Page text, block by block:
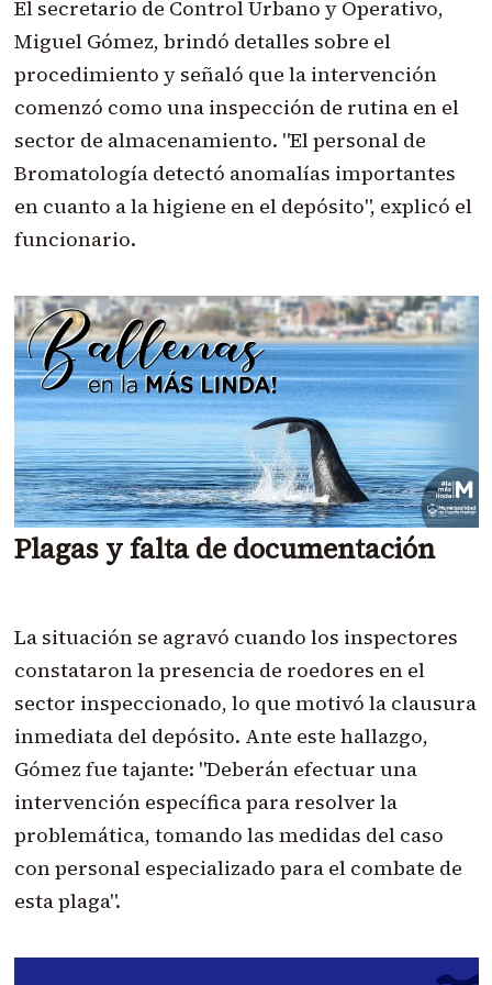
El secretario de Control Urbano y Operativo,
Miguel Gómez, brindó detalles sobre el
procedimiento y señaló que la intervención
comenzó como una inspección de rutina en el
sector de almacenamiento. "El personal de
Bromatología detectó anomalías importantes
en cuanto a la higiene en el depósito", explicó el
funcionario.
Plagas y falta de documentación
La situación se agravó cuando los inspectores
constataron la presencia de roedores en el
sector inspeccionado, lo que motivó la clausura
inmediata del depósito. Ante este hallazgo,
Gómez fue tajante: "Deberán efectuar una
intervención específica para resolver la
problemática, tomando las medidas del caso
con personal especializado para el combate de
esta plaga".